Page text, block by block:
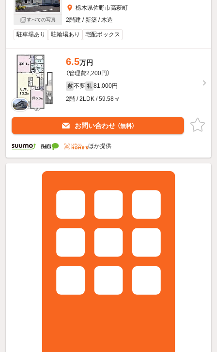
すべての写真
栃木県佐野市高萩町
2階建 / 新築 / 木造
駐車場あり 駐輪場あり 宅配ボックス
6.5万円
（管理費2,200円）
敷 不要 礼 81,000円
2階 / 2LDK / 59.58㎡
お問い合わせ （無料）
ほか提供